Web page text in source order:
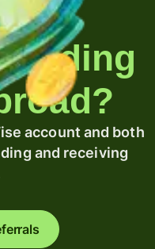
account and both
and receiving